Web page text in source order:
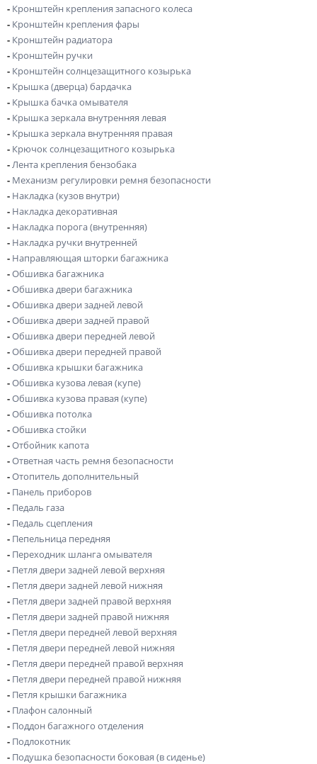
- Кронштейн крепления запасного колеса
- Кронштейн крепления фары
- Кронштейн радиатора
- Кронштейн ручки
- Кронштейн солнцезащитного козырька
- Крышка (дверца) бардачка
- Крышка бачка омывателя
- Крышка зеркала внутренняя левая
- Крышка зеркала внутренняя правая
- Крючок солнцезащитного козырька
- Лента крепления бензобака
- Механизм регулировки ремня безопасности
- Накладка (кузов внутри)
- Накладка декоративная
- Накладка порога (внутренняя)
- Накладка ручки внутренней
- Направляющая шторки багажника
-Обшивка багажника
-Обшивка двери багажника
-Обшивка двери задней левой
-Обшивка двери задней правой
-Обшивка двери передней левой
-Обшивка двери передней правой
-Обшивка крышки багажника
-Обшивка кузова левая (купе)
-Обшивка кузова правая (купе)
-Обшивка потолка
-Обшивка стойки
-Отбойник капота
-Ответная часть ремня безопасности
-Отопитель дополнительный
- Панель приборов
- Педаль газа
- Педаль сцепления
- Пепельница передняя
- Переходник шланга омывателя
- Петля двери задней левой верхняя
- Петля двери задней левой нижняя
- Петля двери задней правой верхняя
- Петля двери задней правой нижняя
- Петля двери передней левой верхняя
- Петля двери передней левой нижняя
- Петля двери передней правой верхняя
- Петля двери передней правой нижняя
- Петля крышки багажника
- Плафон салонный
- Поддон багажного отделения
- Подлокотник
- Подушка безопасности боковая (в сиденье)